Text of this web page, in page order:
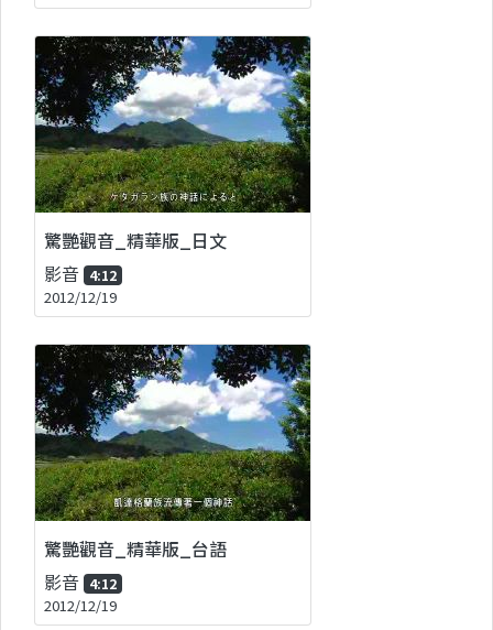
驚艷觀音_精華版_日文
影音 4:12
2012/12/19
驚艷觀音_精華版_台語
影音 4:12
2012/12/19